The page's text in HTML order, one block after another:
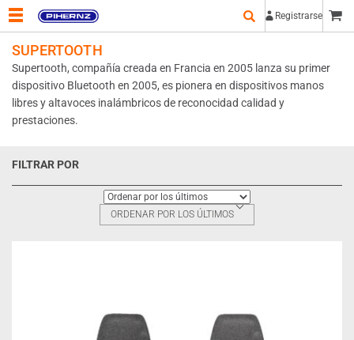
Registrarse
SUPERTOOTH
Supertooth, compañía creada en Francia en 2005 lanza su primer
dispositivo Bluetooth en 2005, es pionera en dispositivos manos
libres y altavoces inalámbricos de reconocidad calidad y
prestaciones.
FILTRAR POR
ORDENAR POR LOS ÚLTIMOS